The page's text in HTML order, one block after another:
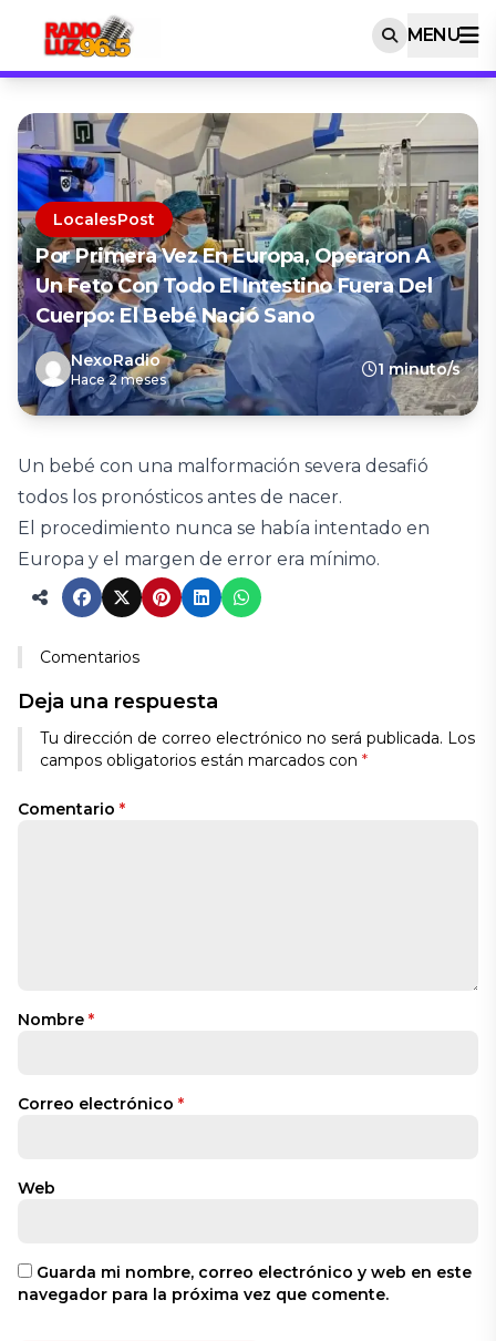
MENU
LocalesPost
Por Primera Vez En Europa, Operaron A
Un Feto Con Todo El Intestino Fuera Del
Cuerpo: El Bebé Nació Sano
NexoRadio
Hace 2 meses
1 minuto/s
Un bebé con una malformación severa desafió
todos los pronósticos antes de nacer.
El procedimiento nunca se había intentado en
Europa y el margen de error era mínimo.
Comentarios
Deja una respuesta
Tu dirección de correo electrónico no será publicada. Los
campos obligatorios están marcados con *
Comentario *
Nombre *
Correo electrónico *
Web
Guarda mi nombre, correo electrónico y web en este
navegador para la próxima vez que comente.